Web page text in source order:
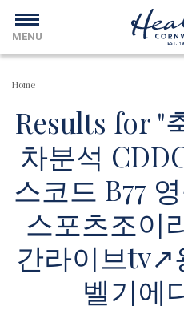
MENU
Home
Results for "
차분석
스코드 B77
스포츠조이
간라이브tv↗
벨기에